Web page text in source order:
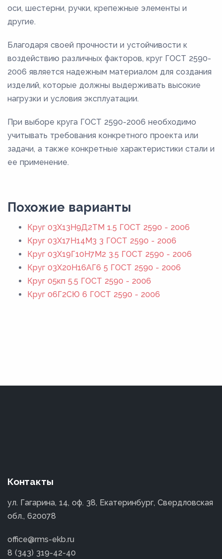
оси, шестерни, ручки, крепежные элементы и
другие.
Благодаря своей прочности и устойчивости к
воздействию различных факторов, круг ГОСТ 2590-
2006 является надежным материалом для создания
изделий, которые должны выдерживать высокие
нагрузки и условия эксплуатации.
При выборе круга ГОСТ 2590-2006 необходимо
учитывать требования конкретного проекта или
задачи, а также конкретные характеристики стали и
ее применение.
Похожие варианты
Круг 03Х13Н9Д2ТМ 1.5 ГОСТ 2590 - 2006
Круг 03Х17Н14М3 3 ГОСТ 2590 - 2006
Круг 03Х19Г10Н7М2 3.5 ГОСТ 2590 - 2006
Круг 03Х20Н16АГ6 5 ГОСТ 2590 - 2006
Круг 05кп 5.5 ГОСТ 2590 - 2006
Круг 06Г2СЮ 6 ГОСТ 2590 - 2006
Контакты
ул. Гагарина, 14, оф. 38, Екатеринбург, Свердловская
обл., 620078
office@rms-ekb.ru
8 (343) 319-42-40